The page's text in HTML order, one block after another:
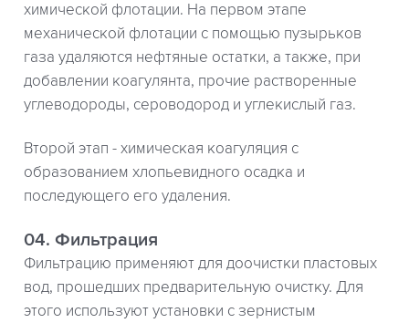
химической флотации. На первом этапе
механической флотации с помощью пузырьков
газа удаляются нефтяные остатки, а также, при
добавлении коагулянта, прочие растворенные
углеводороды, сероводород и углекислый газ.
Второй этап - химическая коагуляция с
образованием хлопьевидного осадка и
последующего его удаления.
04. Фильтрация
Фильтрацию применяют для доочистки пластовых
вод, прошедших предварительную очистку. Для
этого используют установки с зернистым